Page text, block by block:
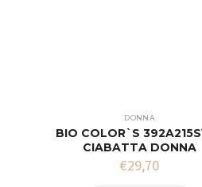
DONNA
BIO COLOR`S
CIABATTA DONNA
€29,70